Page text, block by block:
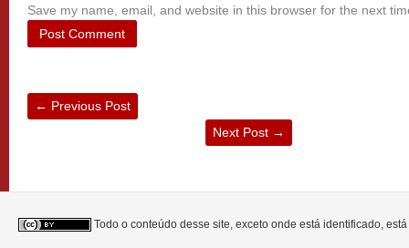
Save my name, email, and website in this browser for the next
← Previous Post
Next Post →
Todo o conteúdo desse site, exceto onde está identificado,